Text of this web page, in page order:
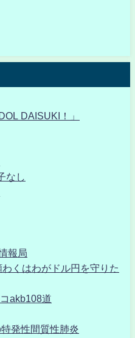
DAISUKI！」
なし
報局
くはわがドル円を守りた
akb108道
発性間質性肺炎